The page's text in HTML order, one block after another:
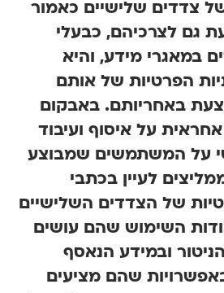
צדדים שלישיים כאמור
לצרכיהם, כבעלי
מידע, והיא
הפרטיות של אותם
באחריותם. באבקום
על איסוף ועיבוד
המשתמשים שמבוצע
לעיין בכתבי
של הצדדים השלישיים
השימוש שהם עושים
ובמידע הנאסף
שהם מציעים